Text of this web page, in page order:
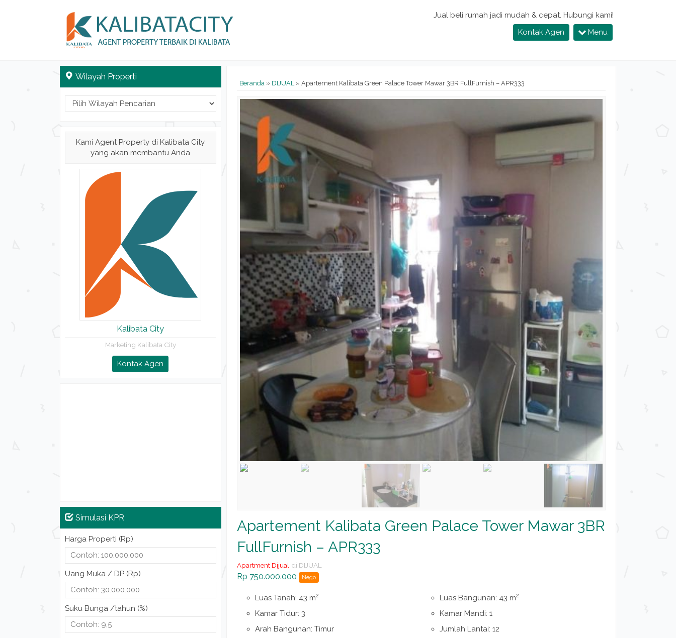
Jual beli rumah jadi mudah & cepat. Hubungi kami!
Kontak Agen
Menu
Beranda» DIJUAL» Apartement Kalibata Green Palace Tower Mawar 3BR FullFurnish – APR333
Apartement Kalibata Green Palace Tower Mawar 3BR
FullFurnish – APR333
Apartment Dijual di DIJUAL
Rp 750.000.000 Nego
Luas Tanah: 43 m2 Luas Bangunan: 43 m2
Kamar Tidur: 3
Kamar Mandi: 1
Arah Bangunan: Timur
Jumlah Lantai: 12
Wilayah Properti
Kami Agent Property di Kalibata City
yang akan membantu Anda
Kalibata City
Marketing Kalibata City
Kontak Agen
Simulasi KPR
Harga Properti (Rp)
Uang Muka / DP (Rp)
Suku Bunga /tahun (%)